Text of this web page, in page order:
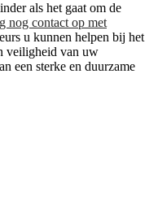
als het gaat om de
nog contact op met
u kunnen helpen bij het
veiligheid van uw
een sterke en duurzame